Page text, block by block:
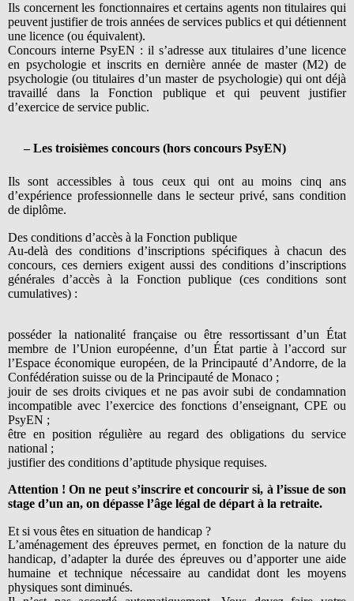
Ils concernent les fonctionnaires et certains agents non titulaires qui
peuvent justifier de trois années de services publics et qui détiennent
une licence (ou équivalent).
Concours interne PsyEN : il s’adresse aux titulaires d’une licence
en psychologie et inscrits en dernière année de master (M2) de
psychologie (ou titulaires d’un master de psychologie) qui ont déjà
travaillé dans la Fonction publique et qui peuvent justifier
d’exercice de service public.
– Les troisièmes concours (hors concours PsyEN)
Ils sont accessibles à tous ceux qui ont au moins cinq ans
d’expérience professionnelle dans le secteur privé, sans condition
de diplôme.
Des conditions d’accès à la Fonction publique
Au-delà des conditions d’inscriptions spécifiques à chacun des
concours, ces derniers exigent aussi des conditions d’inscriptions
générales d’accès à la Fonction publique (ces conditions sont
cumulatives) :
posséder la nationalité française ou être ressortissant d’un État
membre de l’Union européenne, d’un État partie à l’accord sur
l’Espace économique européen, de la Principauté d’Andorre, de la
Confédération suisse ou de la Principauté de Monaco ;
jouir de ses droits civiques et ne pas avoir subi de condamnation
incompatible avec l’exercice des fonctions d’enseignant, CPE ou
PsyEN ;
être en position régulière au regard des obligations du service
national ;
justifier des conditions d’aptitude physique requises.
Attention ! On ne peut s’inscrire et concourir si, à l’issue de son
stage d’un an, on dépasse l’âge légal de départ à la retraite.
Et si vous êtes en situation de handicap ?
L’aménagement des épreuves permet, en fonction de la nature du
handicap, d’adapter la durée des épreuves ou d’apporter une aide
humaine et technique nécessaire au candidat dont les moyens
physiques sont diminués.